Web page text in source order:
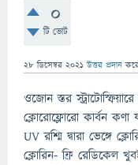
0
টি ভোট
28 ডিসেম্বর 2021 উত্তর প্রদান
ওজোন স্তর
ক্লোরোফ্লোরো কার্বন
UV রশ্মি দ্বারা ভেঙ্গে
ক্লোরিন- ফ্রি